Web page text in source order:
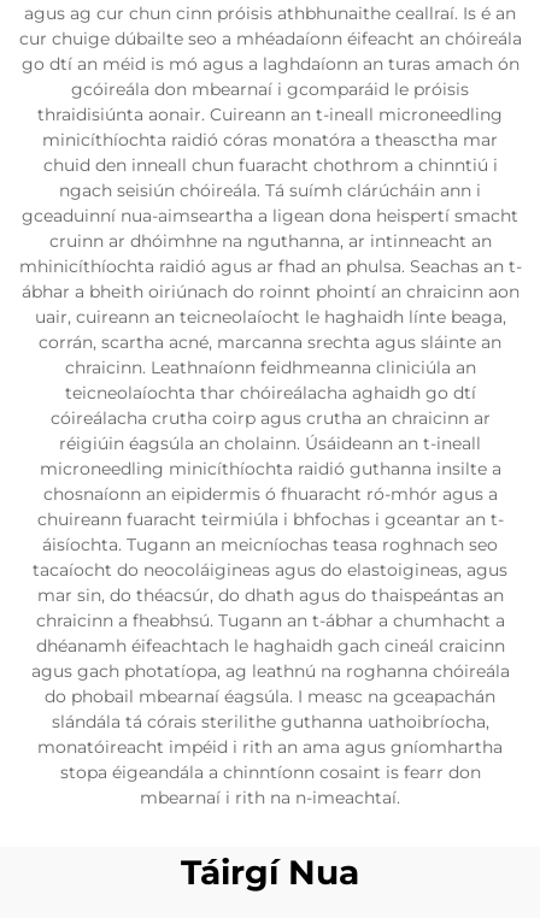
agus ag cur chun cinn próisis athbhunaithe ceallraí. Is é an
cur chuige dúbailte seo a mhéadaíonn éifeacht an chóireála
go dtí an méid is mó agus a laghdaíonn an turas amach ón
gcóireála don mbearnaí i gcomparáid le próisis
thraidisiúnta aonair. Cuireann an t-ineall microneedling
minicíthíochta raidió córas monatóra a theasctha mar
chuid den inneall chun fuaracht chothrom a chinntiú i
ngach seisiún chóireála. Tá suímh clárúcháin ann i
gceaduinní nua-aimseartha a ligean dona heispertí smacht
cruinn ar dhóimhne na nguthanna, ar intinneacht an
mhinicíthíochta raidió agus ar fhad an phulsa. Seachas an t-
ábhar a bheith oiriúnach do roinnt phointí an chraicinn aon
uair, cuireann an teicneolaíocht le haghaidh línte beaga,
corrán, scartha acné, marcanna srechta agus sláinte an
chraicinn. Leathnaíonn feidhmeanna cliniciúla an
teicneolaíochta thar chóireálacha aghaidh go dtí
cóireálacha crutha coirp agus crutha an chraicinn ar
réigiúin éagsúla an cholainn. Úsáideann an t-ineall
microneedling minicíthíochta raidió guthanna insilte a
chosnaíonn an eipidermis ó fhuaracht ró-mhór agus a
chuireann fuaracht teirmiúla i bhfochas i gceantar an t-
áisíochta. Tugann an meicníochas teasa roghnach seo
tacaíocht do neocoláigineas agus do elastoigineas, agus
mar sin, do théacsúr, do dhath agus do thaispeántas an
chraicinn a fheabhsú. Tugann an t-ábhar a chumhacht a
dhéanamh éifeachtach le haghaidh gach cineál craicinn
agus gach photatíopa, ag leathnú na roghanna chóireála
do phobail mbearnaí éagsúla. I measc na gceapachán
slándála tá córais sterilithe guthanna uathoibríocha,
monatóireacht impéid i rith an ama agus gníomhartha
stopa éigeandála a chinntíonn cosaint is fearr don
mbearnaí i rith na n-imeachtaí.
Táirgí Nua